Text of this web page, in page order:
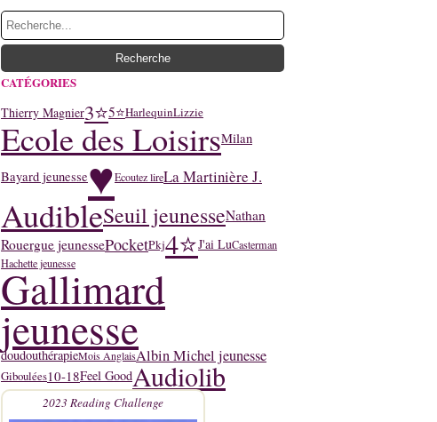
CATÉGORIES
Thierry Magnier3⭐5⭐HarlequinLizzie
Ecole des LoisirsMilan
Bayard jeunesse♥Ecoutez lireLa Martinière J.
AudibleSeuil jeunesseNathan
Rouergue jeunessePocketPkj4⭐J'ai LuCasterman
Hachette jeunesse
Gallimard
jeunesse
doudouthérapieMois AnglaisAlbin Michel jeunesse
Giboulées10-18Feel GoodAudiolib
2023 Reading Challenge